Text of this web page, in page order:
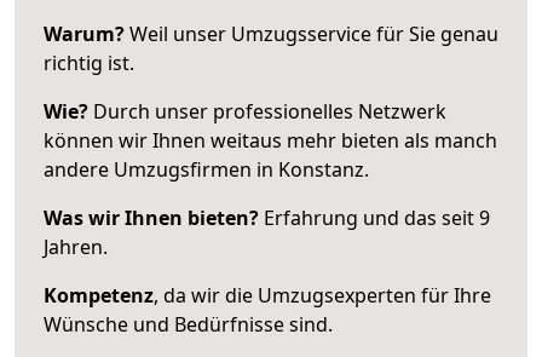
Warum?Weil unser Umzugsservice für Sie genau
richtig ist.
Wie? Durch unser professionelles Netzwerk
können wir Ihnen weitaus mehr bieten als manch
andere Umzugsfirmen in Konstanz.
Was wir Ihnen bieten? Erfahrung und das seit 9
Jahren.
Kompetenz, da wir die Umzugsexperten für Ihre
Wünsche und Bedürfnisse sind.